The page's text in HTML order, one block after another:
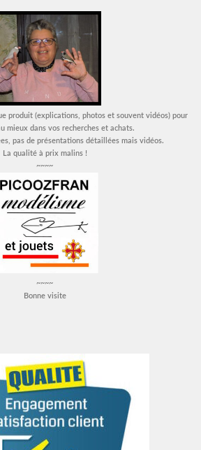
produit (explications, photos et souvent vidéos) pour
mieux dans vos recherches et achats.
pas de présentations détaillées mais vidéos.
La qualité à prix malins !
~~~~
~~~~
Bonne visite